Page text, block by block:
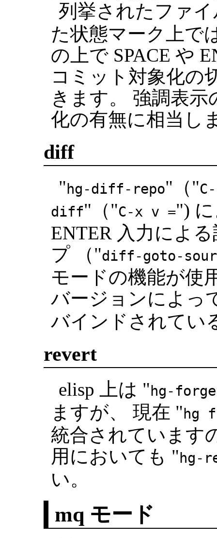
列挙されたファ
た状態マーク上で
の上で SPACE や
コミット対象化の
きます。 強調表
化の有無に相当し
diff
" hg-diff-repo"（"
diff"（"C-x v =")
ENTER 入力によ
プ （"diff-goto-
モードの機能が使
バージョンによっ
バインドされてい
revert
elisp 上は " hg-
ますが、 現在 " hg
統合されています
用においても " hg-
い。
mq モード